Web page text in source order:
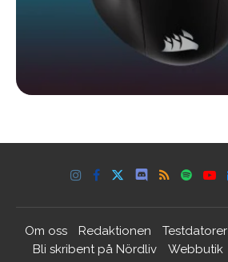
Om oss Redaktionen Testdatorer
Bli skribent på Nördliv
Webbutik